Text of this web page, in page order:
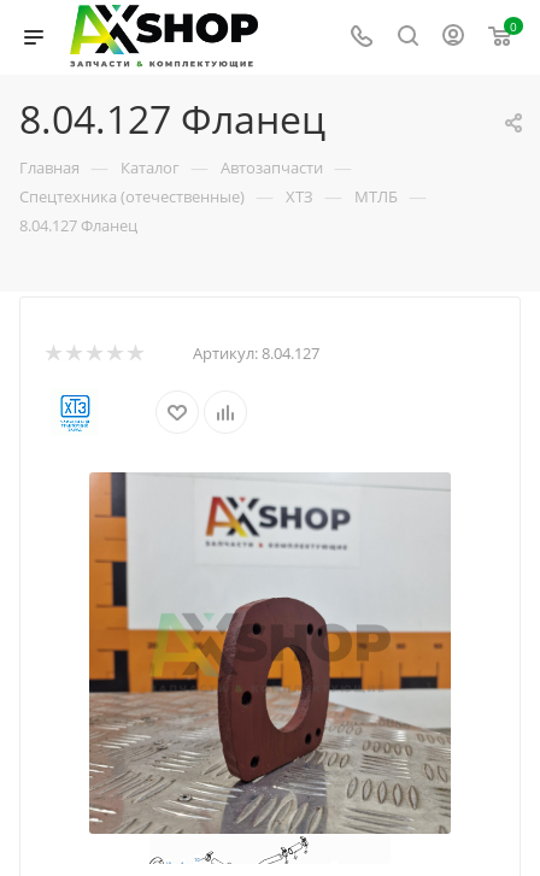
0
8.04.127 Фланец
Главная — Каталог — Автозапчасти —
Спецтехника (отечественные) — ХТЗ — МТЛБ —
8.04.127 Фланец
Артикул:8.04.127